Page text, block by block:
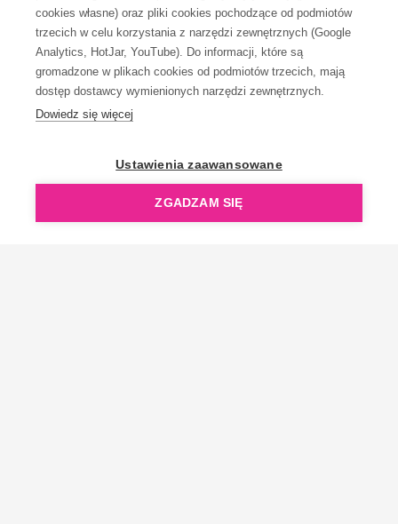
cookies własne) oraz pliki cookies pochodzące od podmiotów
trzecich w celu korzystania z narzędzi zewnętrznych (Google
Analytics, HotJar, YouTube). Do informacji, które są
gromadzone w plikach cookies od podmiotów trzecich, mają
dostęp dostawcy wymienionych narzędzi zewnętrznych.
Dowiedz się więcej
Ustawienia zaawansowane
ZGADZAM SIĘ
KONTAKT
OpenGift jest częścią ReflectGroup.